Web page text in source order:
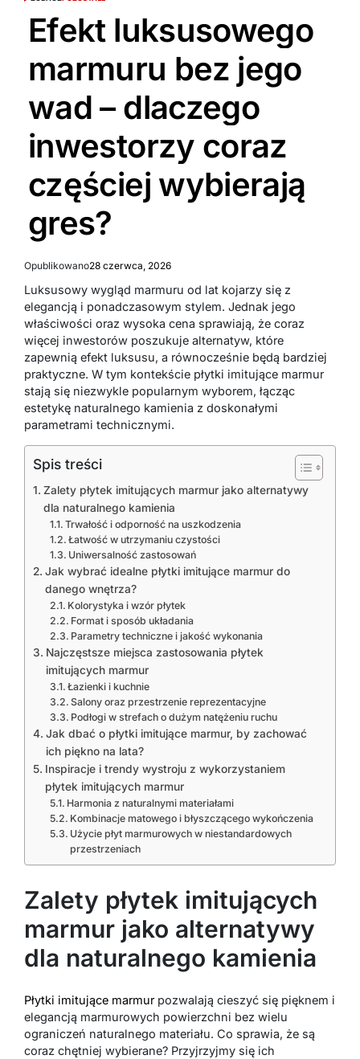
Efekt luksusowego
marmuru bez jego
wad – dlaczego
inwestorzy coraz
częściej wybierają
gres?
Opublikowano28 czerwca, 2026
Luksusowy wygląd marmuru od lat kojarzy się z
elegancją i ponadczasowym stylem. Jednak jego
właściwości oraz wysoka cena sprawiają, że coraz
więcej inwestorów poszukuje alternatyw, które
zapewnią efekt luksusu, a równocześnie będą bardziej
praktyczne. W tym kontekście płytki imitujące marmur
stają się niezwykle popularnym wyborem, łącząc
estetykę naturalnego kamienia z doskonałymi
parametrami technicznymi.
Spis treści
Zalety płytek imitujących marmur jako alternatywy
dla naturalnego kamienia
Trwałość i odporność na uszkodzenia
Łatwość w utrzymaniu czystości
Uniwersalność zastosowań
Jak wybrać idealne płytki imitujące marmur do
danego wnętrza?
Kolorystyka i wzór płytek
Format i sposób układania
Parametry techniczne i jakość wykonania
Najczęstsze miejsca zastosowania płytek
imitujących marmur
Łazienki i kuchnie
Salony oraz przestrzenie reprezentacyjne
Podłogi w strefach o dużym natężeniu ruchu
Jak dbać o płytki imitujące marmur, by zachować
ich piękno na lata?
Inspiracje i trendy wystroju z wykorzystaniem
płytek imitujących marmur
Harmonia z naturalnymi materiałami
Kombinacje matowego i błyszczącego wykończenia
Użycie płyt marmurowych w niestandardowych
przestrzeniach
Zalety płytek imitujących
marmur jako alternatywy
dla naturalnego kamienia
Płytki imitujące marmurpozwalają cieszyć się pięknem i
elegancją marmurowych powierzchni bez wielu
ograniczeń naturalnego materiału. Co sprawia, że są
coraz chętniej wybierane? Przyjrzyjmy się ich